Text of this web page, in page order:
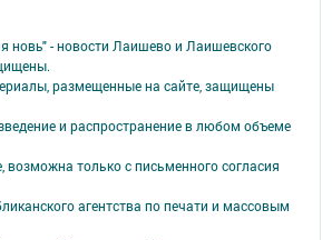
новь" - новости Лаишево и Лаишевского
размещенные на сайте, защищены
и распространение в любом объеме
возможна только с письменного согласия
агентства по печати и массовым